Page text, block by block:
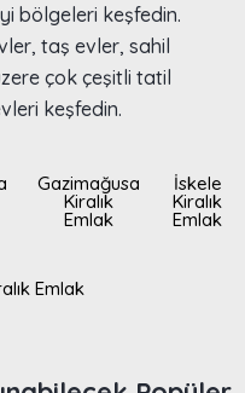
bölgeleri keşfedin.
taş evler, sahil
çok çeşitli tatil
keşfedin.
Gazimağusa
Kiralık
Emlak
İskele
Kiralık
Emlak
Emlak